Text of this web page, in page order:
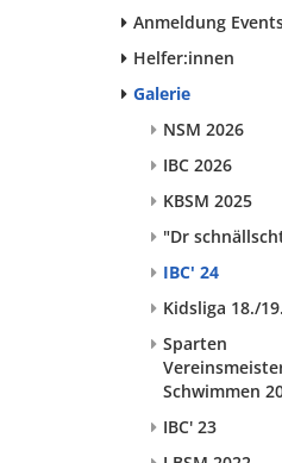
Anmeldung
Helfer:innen
Galerie
NSM 2026
IBC 2026
KBSM 2025
"Dr
IBC' 24
Kidsliga 18./
Sparten
Schwimmen
IBC' 23